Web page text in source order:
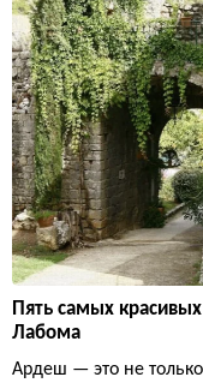
Пять самых
Лабома
Ардеш — это не